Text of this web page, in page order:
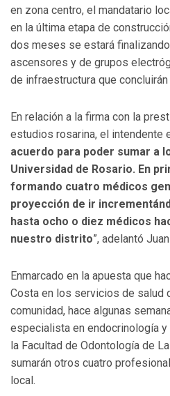
en zona centro, el mandatario
en la última etapa de
dos meses se estará
ascensores y de grupos
de infraestructura que concluirán
En relación a la firma con la
estudios rosarina, el intendente
acuerdo para poder sumar a
Universidad de Rosario. En
formando cuatro médicos
proyección de ir
hasta ocho o diez médicos
nuestro distrito”, adelantó
Enmarcado en la apuesta que
Costa en los servicios de salud
comunidad, hace algunas
especialista en endocrinología
la Facultad de Odontología de
sumarán otros cuatro
local.